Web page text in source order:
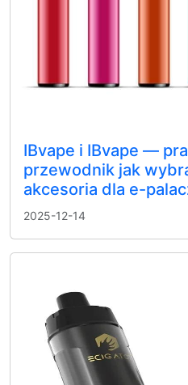
IBvape i IBvape —
przewodnik jak
akcesoria dla e-
2025-12-14